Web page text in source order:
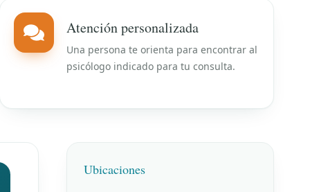
Atención personalizada
Una persona te orienta para encontrar al
psicólogo indicado para tu consulta.
Ubicaciones